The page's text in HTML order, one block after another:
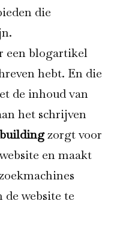
die
een blogartikel
hebt. En die
de inhoud van
het schrijven
zorgt voor
en maakt
website te